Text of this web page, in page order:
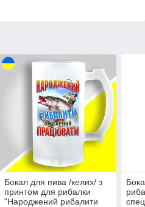
Бокал для пива /келих/ з
принтом для рибалки
"Народжений рибалити